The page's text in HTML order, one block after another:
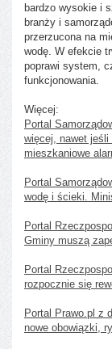
bardzo wysokie i
branży i
przerzucona na
wodę. W efekcie
poprawi system,
funkcjonowania.
Więcej:
Portal
więcej, nawet jeśli
mieszkaniowe
Portal
wodę i ścieki.
Portal
Gminy muszą
Portal
rozpocznie się
Portal Prawo.pl z
nowe obowiązki,